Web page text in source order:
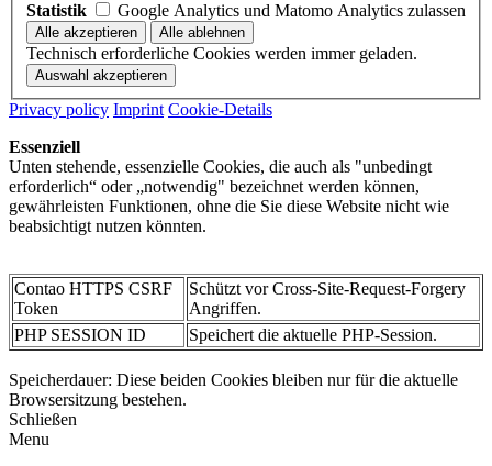
Statistik
Google Analytics und Matomo Analytics zulassen
Technisch erforderliche Cookies werden immer geladen.
Privacy policy Imprint Cookie-Details
Essenziell
Unten stehende, essenzielle Cookies, die auch als "unbedingt
erforderlich“ oder „notwendig" bezeichnet werden können,
gewährleisten Funktionen, ohne die Sie diese Website nicht wie
beabsichtigt nutzen könnten.
Contao HTTPS CSRF
Token
Schützt vor Cross-Site-Request-Forgery
Angriffen.
PHP SESSION ID
Speichert die aktuelle PHP-Session.
Speicherdauer: Diese beiden Cookies bleiben nur für die aktuelle
Browsersitzung bestehen.
Schließen
Menu